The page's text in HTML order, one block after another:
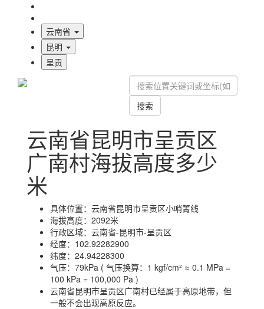
云南省
昆明
呈贡
搜索
云南省昆明市呈贡区
广南村海拔高度多少
米
具体位置： 云南省昆明市呈贡区小哨箐线
海拔高度： 2092米
行政区域： 云南省-昆明市-呈贡区
经度： 102.92282900
纬度： 24.94228300
气压： 79kPa ( 气压换算：1 kgf/cm² ≈ 0.1 MPa =
100 kPa = 100,000 Pa )
云南省昆明市呈贡区广南村已经属于高原地带，但
一般不会出现高原反应。